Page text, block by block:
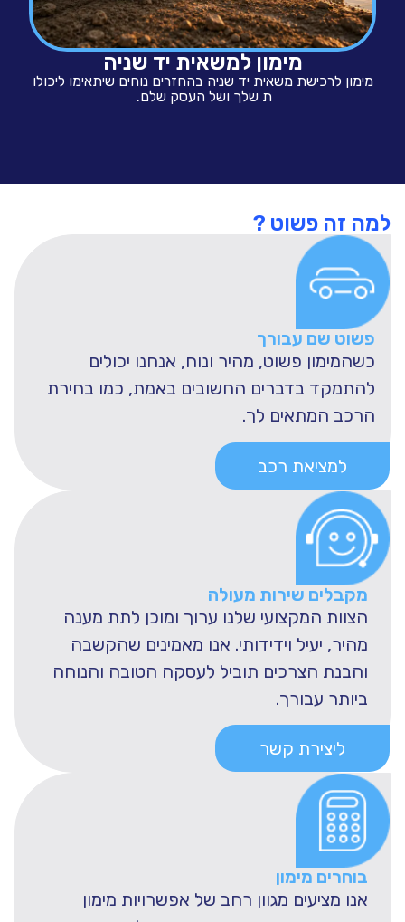
מימון למשאית יד שניה
מימון לרכישת משאית יד שניה בהחזרים נוחים שיתאימו ליכולו
ת שלך ושל העסק שלם.
למה זה פשוט ?
פשוט שם עבורך
כשהמימון פשוט, מהיר ונוח, אנחנו יכולים
להתמקד בדברים החשובים באמת, כמו בחירת
הרכב המתאים לך.
למציאת רכב
מקבלים שירות מעולה
הצוות המקצועי שלנו ערוך ומוכן לתת מענה
מהיר, יעיל וידידותי. אנו מאמינים שהקשבה
והבנת הצרכים תוביל לעסקה הטובה והנוחה
ביותר עבורך.
ליצירת קשר
בוחרים מימון
אנו מציעים מגוון רחב של אפשרויות מימון